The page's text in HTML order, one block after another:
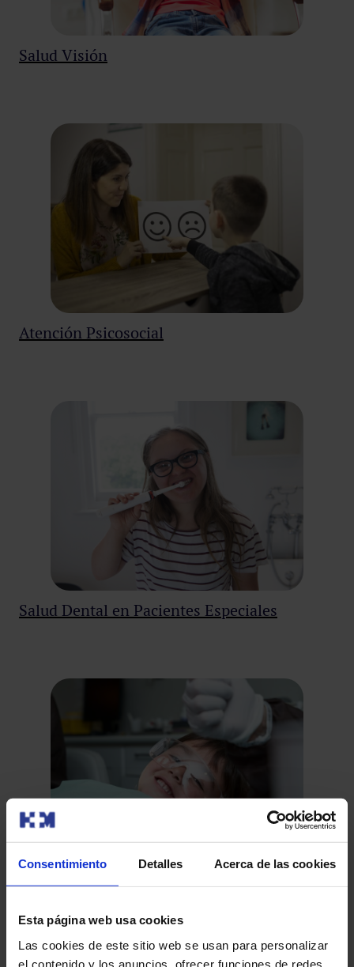
Consentimiento Detalles Acerca de las cookies
Esta página web usa cookies
Las cookies de este sitio web se usan para personalizar
el contenido y los anuncios, ofrecer funciones de redes
Salud Visión
Atención Psicosocial
Salud Dental en Pacientes Especiales
Salud Dental